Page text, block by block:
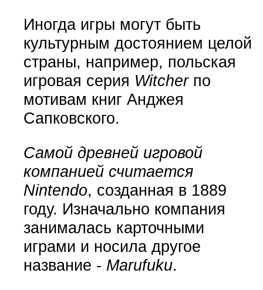
Иногда игры могут быть
культурным достоянием целой
страны, например, польская
игровая серия Witcherпо
мотивам книг Анджея
Сапковского.
Самой древней игровой
компанией считается
Nintendo, созданная в 1889
году. Изначально компания
занималась карточными
играми и носила другое
название - Marufuku.